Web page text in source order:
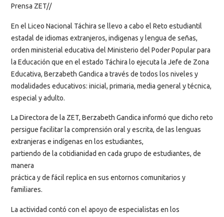
Prensa ZET//
En el Liceo Nacional Táchira se llevo a cabo el Reto estudiantil
estadal de idiomas extranjeros, indigenas y lengua de señas,
orden ministerial educativa del Ministerio del Poder Popular para
la Educación que en el estado Táchira lo ejecuta la Jefe de Zona
Educativa, Berzabeth Gandica a través de todos los niveles y
modalidades educativos: inicial, primaria, media general y técnica,
especial y adulto.
La Directora de la ZET, Berzabeth Gandica informó que dicho reto
persigue facilitar la comprensión oral y escrita, de las lenguas
extranjeras e indígenas en los estudiantes,
partiendo de la cotidianidad en cada grupo de estudiantes, de
manera
práctica y de fácil replica en sus entornos comunitarios y
familiares.
La actividad contó con el apoyo de especialistas en los